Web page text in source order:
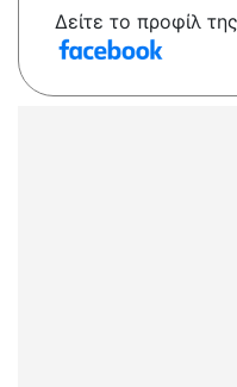
Δείτε το προφίλ